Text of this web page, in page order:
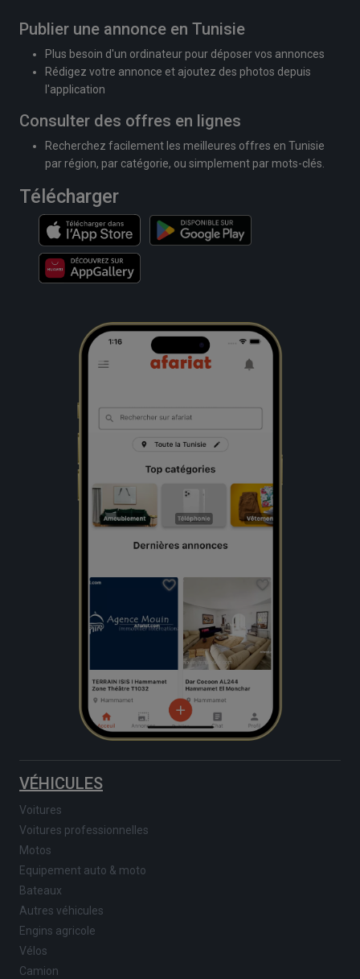
Publier une annonce en Tunisie
Plus besoin d'un ordinateur pour déposer vos annonces
Rédigez votre annonce et ajoutez des photos depuis
l'application
Consulter des offres en lignes
Recherchez facilement les meilleures offres en Tunisie
par région, par catégorie, ou simplement par mots-clés.
Télécharger
VÉHICULES
Voitures
Voitures professionnelles
Motos
Equipement auto & moto
Bateaux
Autres véhicules
Engins agricole
Vélos
Camion